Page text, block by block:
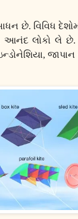
વિવિધ
લોકો લે છે.
,જાપાન